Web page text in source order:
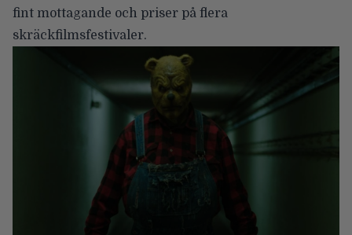
fint mottagande och priser på flera
skräckfilmsfestivaler.